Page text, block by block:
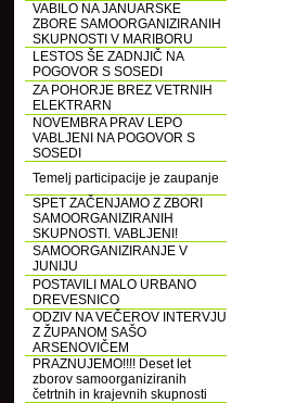
VABILO NA JANUARSKE
ZBORE SAMOORGANIZIRANIH
SKUPNOSTI V MARIBORU
LESTOS ŠE ZADNJIČ NA
POGOVOR S SOSEDI
ZA POHORJE BREZ VETRNIH
ELEKTRARN
NOVEMBRA PRAV LEPO
VABLJENI NA POGOVOR S
SOSEDI
Temelj participacije je zaupanje
SPET ZAČENJAMO Z ZBORI
SAMOORGANIZIRANIH
SKUPNOSTI. VABLJENI!
SAMOORGANIZIRANJE V
JUNIJU
POSTAVILI MALO URBANO
DREVESNICO
ODZIV NA VEČEROV INTERVJU
Z ŽUPANOM SAŠO
ARSENOVIČEM
PRAZNUJEMO!!!! Deset let
zborov samoorganiziranih
četrtnih in krajevnih skupnosti